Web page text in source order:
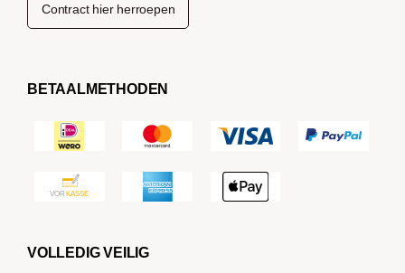
Contract hier herroepen
BETAALMETHODEN
VOLLEDIG VEILIG